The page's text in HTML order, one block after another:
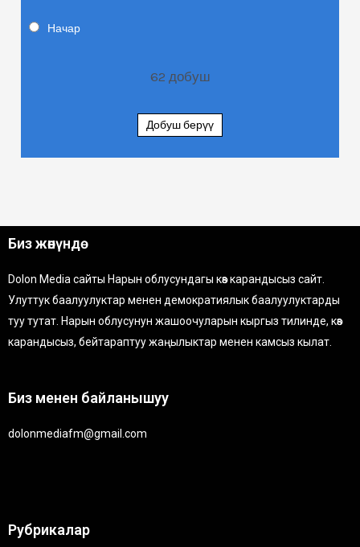
Начар
62 добуш
Добуш берүү
Биз жөнүндө
Dolon Media сайты Нарын облусундагы көз карандысыз сайт.
Улуттук баалуулуктар менен демократиялык баалуулуктарды
туу тутат. Нарын облусунун жашоочуларын кыргыз тилинде, көз
карандысыз, бейтараптуу жаңылыктар менен камсыз кылат.
Биз менен байланышуу
dolonmediafm@gmail.com
Рубрикалар